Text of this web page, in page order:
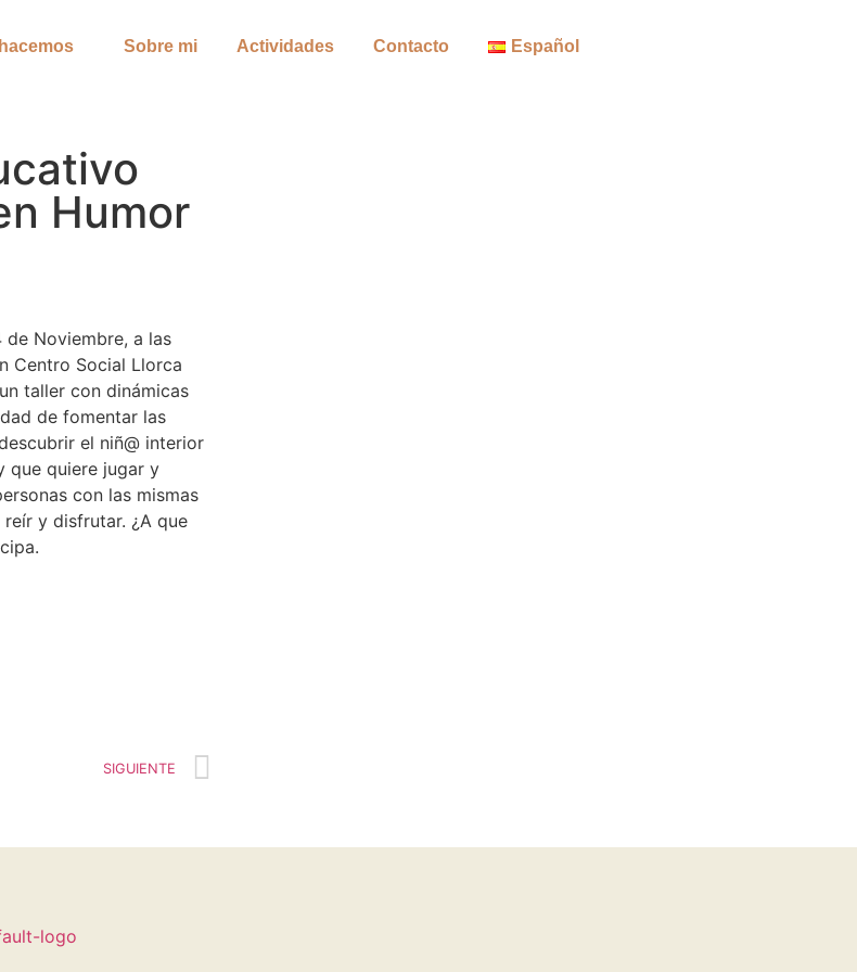
Sobre mi Actividades Contacto Español
Humor
Noviembre, a las
Centro Social Llorca
taller con dinámicas
de fomentar las
el niñ@ interior
que quiere jugar y
con las mismas
y disfrutar. ¿A que
SIGUIENTE